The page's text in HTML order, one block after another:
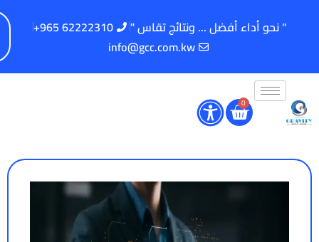
" نحو أداء أفضل ... ونتائج تقاس "
62222310 965+
info@gcc.com.kw
0